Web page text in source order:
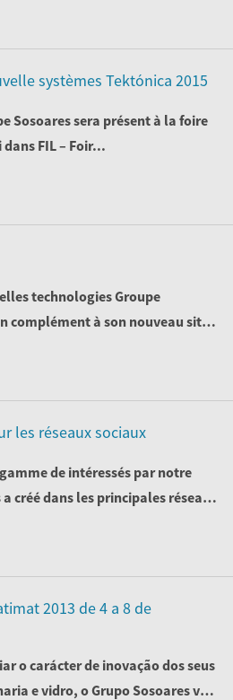
systèmes Tektónica 2015
Sosoaressera présent à la foire
dansFIL – Foir...
technologies Groupe
complément à son nouveau site
les ...
​​les réseaux sociaux
de intéressés par notre
créé dans les principales réseaux
2013 de 4 a 8 de
o carácter de inovação dos seus
e vidro, o Grupo Sosoares vai